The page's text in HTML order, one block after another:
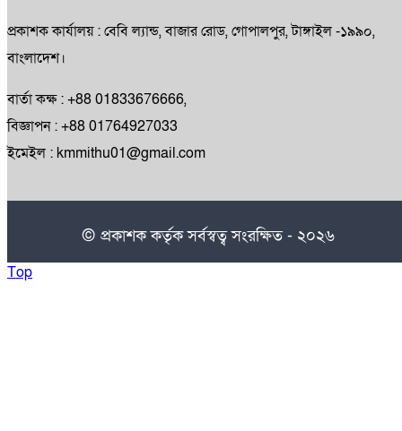
প্রকাশক কার্যালয় : বেবি ল্যান্ড, বাজার রোড, গোপালপুর, টাঙ্গাইল -১৯৯০,
বাংলাদেশ।
বার্তা কক্ষ : +88 01833676666,
বিজ্ঞাপন : +88 01764927033
ইমেইল : kmmithu01@gmail.com
© প্রকাশক কর্তৃক সর্বস্বত্ব সংরক্ষিত - ২০২৬
Top